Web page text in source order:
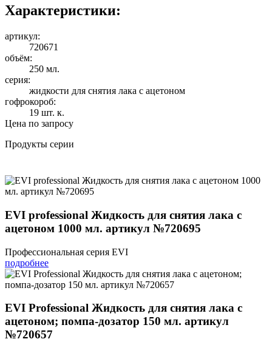
Характеристики:
артикул:
720671
объём:
250 мл.
серия:
жидкости для снятия лака с ацетоном
гофрокороб:
19 шт. к.
Цена по запросу
Продукты серии
EVI professional Жидкость для снятия лака с
ацетоном 1000 мл. артикул №720695
Профессиональная серия EVI
подробнее
EVI Professional Жидкость для снятия лака с
ацетоном; помпа-дозатор 150 мл. артикул
№720657